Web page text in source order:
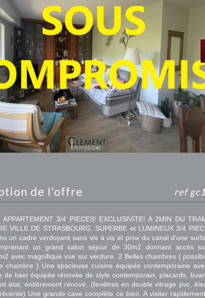
de l'offre ref
APPARTEMENT 3/4 PIECES! EXCLUSIVITE! A 2MIN DU
VILLE DE STRASBOURG. SUPERBE et LUMINEUX 3/4
un cadre verdoyant sans vis à vis et prox du canal d'une
un grand salon séjour de 30m2 donnant accès
avec magnifique vue sur verdure. 2 Belles chambres (
chambre ) Une spacieuse cuisine équipée contemporaine
de bain équipée rénovée de style contemporain, placards,
état, entièrement rénové, (fenêtres en double vitrage pvc,
Une grande cave complète ce bien. A visiter